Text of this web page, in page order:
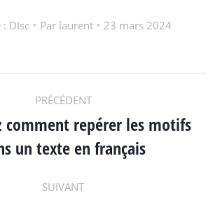
: DIsc Par laurent 23 mars 2024
PRÉCÉDENT
Article
précédent
comment repérer les motifs
un texte en français
SUIVANT